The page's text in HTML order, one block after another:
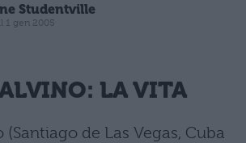
Studentville
1 gen 2005
: LA VITA
(Santiago de Las Vegas, Cuba